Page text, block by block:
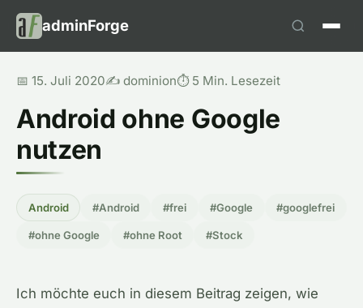
adminForge
📅 15. Juli 2020✍️ dominion⏱️ 5 Min. Lesezeit
Android ohne Google
nutzen
Android #Android #frei #Google #googlefrei
#ohne Google #ohne Root #Stock
Ich möchte euch in diesem Beitrag zeigen, wie